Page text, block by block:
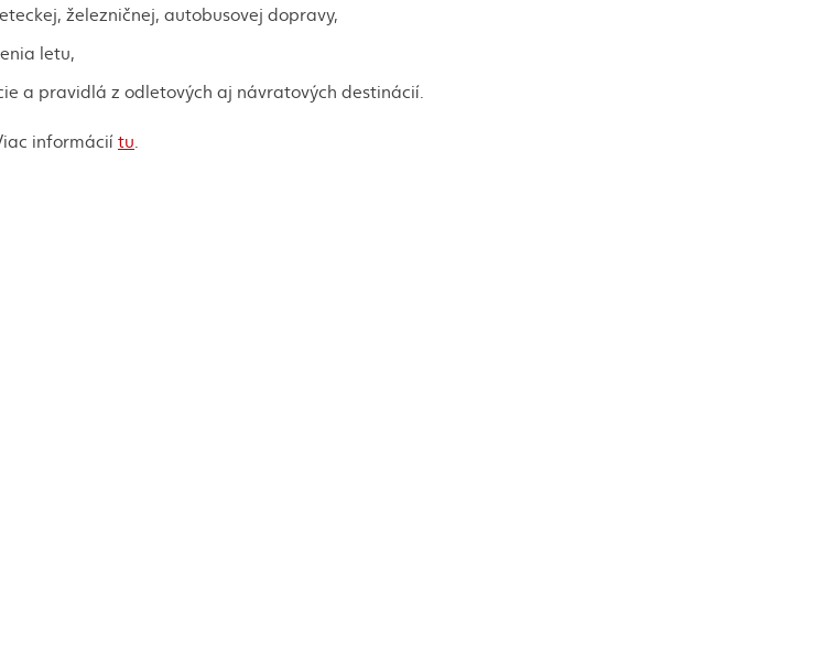
železničnej, autobusovej dopravy,
letu,
a pravidlá z odletových aj návratových destinácií.
informáciítu